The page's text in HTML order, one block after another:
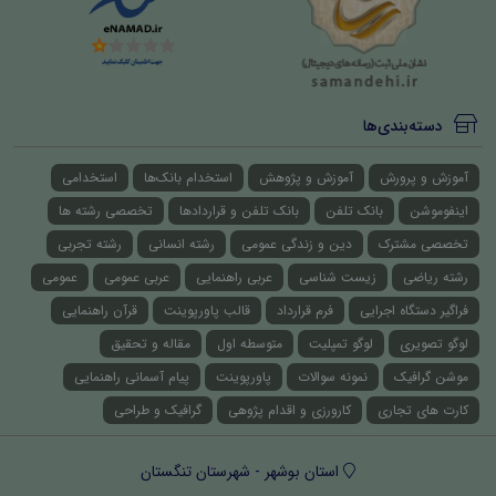
دسته‌بندی‌ها
آموزش و پرورش آموزش و پژوهش استخدام بانک‌ها
استخدامی
اینفوموشن
بانک تلفن بانک تلفن و قراردادها
تخصصی رشته ها
تخصصی مشترک
دین و زندگی عمومی رشته انسانی
رشته تجربی
رشته ریاضی
زیست شناسی عربی راهنمایی عربی عمومی
عمومی
فراگیر دستگاه اجرایی
فرم قرارداد قالب پاورپوینت
قرآن راهنمایی
لوگو تصویری
لوگو تمپلیت متوسطه اول
مقاله و تحقیق
موشن گرافیک
نمونه سوالات پاورپوینت
پیام آسمانی راهنمایی
کارت های تجاری
کارورزی و اقدام پژوهی گرافیک و طراحی
استان بوشهر - شهرستان تنگستان